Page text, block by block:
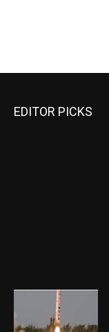
EDITOR PICKS